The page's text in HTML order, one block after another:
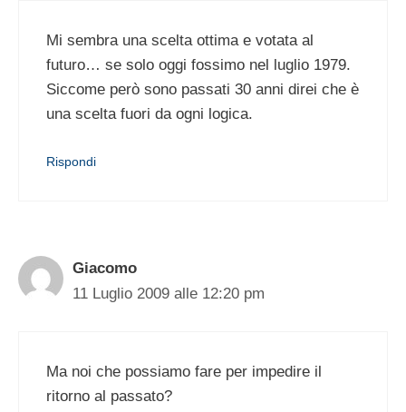
Mi sembra una scelta ottima e votata al
futuro… se solo oggi fossimo nel luglio 1979.
Siccome però sono passati 30 anni direi che è
una scelta fuori da ogni logica.
Rispondi
Giacomo
11 Luglio 2009 alle 12:20 pm
Ma noi che possiamo fare per impedire il
ritorno al passato?